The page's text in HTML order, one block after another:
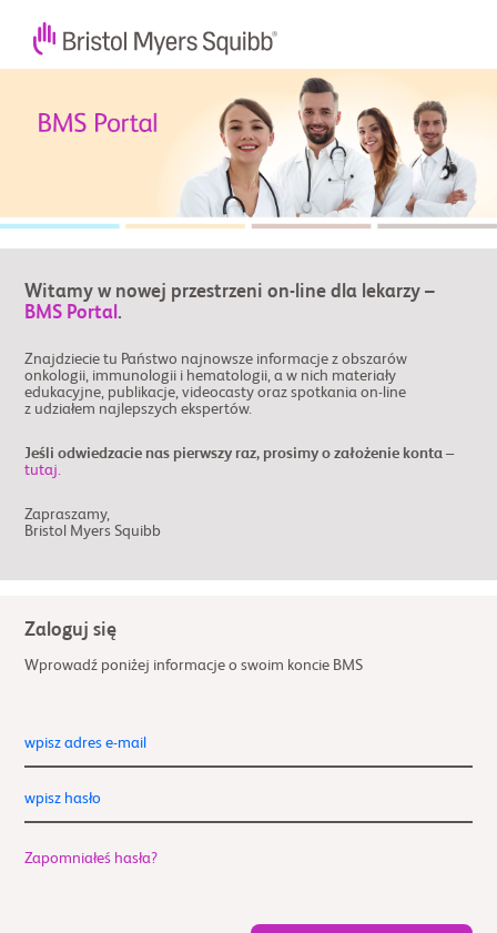
Witamy w nowej przestrzeni on-line dla lekarzy –
BMS Portal .
Znajdziecie tu Państwo najnowsze informacje z obszarów
onkologii, immunologii i hematologii, a w nich materiały
edukacyjne, publikacje, videocasty oraz spotkania on-line
z udziałem najlepszych ekspertów.
Jeśli odwiedzacie nas pierwszy raz, prosimy o założenie konta –
tutaj.
Zapraszamy,
Bristol Myers Squibb
Zaloguj się
Wprowadź poniżej informacje o swoim koncie BMS
wpisz adres e-mail
wpisz hasło
Zapomniałeś hasła?